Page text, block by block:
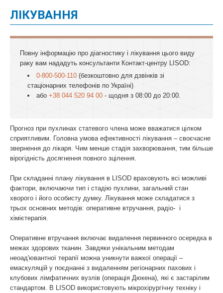
ЛІКУВАННЯ
Повну інформацію про діагностику і лікування цього виду
раку вам нададуть консультанти Контакт-центру LISOD:
0-800-500-110 (безкоштовно для дзвінків зі
стаціонарних телефонів по Україні)
або +38 044 520 94 00 - щодня з 08:00 до 20:00.
Прогноз при пухлинах статевого члена може вважатися цілком
сприятливим. Головна умова ефективності лікування – своєчасне
звернення до лікаря. Чим менше стадія захворювання, тим більше
вірогідність досягнення повного зцілення.
При складанні плану лікування в LISOD враховують всі можливі
фактори, включаючи тип і стадію пухлини, загальний стан
хворого і його особисту думку. Лікування може складатися з
трьох основних методів: оперативне втручання, радіо- і
хімієтерапія.
Оперативне втручання включає видалення первинного осередка в
межах здорових тканин. Завдяки унікальним методам
неоад'ювантної терапії можна уникнути важкої операції –
емаскуляцій у поєднанні з видаленням регіонарних пахових і
клубових лімфатичних вузлів (операція Дюкена), які є застарілим
стандартом. В LISOD використовують мікрохірургічну техніку і